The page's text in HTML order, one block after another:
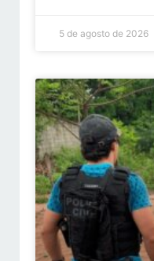
5 de agosto de 2026